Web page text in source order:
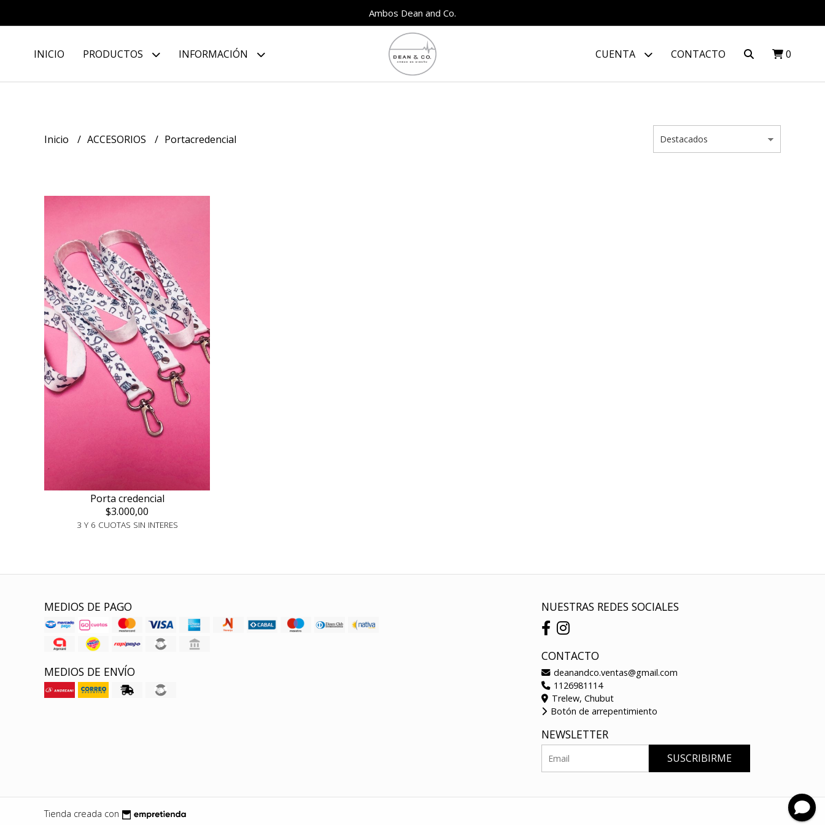
Ambos Dean and Co.
INICIO PRODUCTOS INFORMACIÓN CUENTA CONTACTO 0
Inicio ACCESORIOS Portacredencial
Porta credencial
$3.000,00
3 Y 6 CUOTAS SIN INTERES
MEDIOS DE PAGO
MEDIOS DE ENVÍO
NUESTRAS REDES SOCIALES
CONTACTO
deanandco.ventas@gmail.com
1126981114
Trelew, Chubut
Botón de arrepentimiento
NEWSLETTER
SUSCRIBIRME
Tienda creada con